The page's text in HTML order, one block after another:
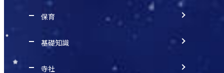
保育
基礎知識
寺社